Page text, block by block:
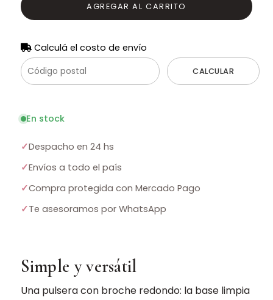
AGREGAR AL CARRITO
Calculá el costo de envío
CALCULAR
En stock
✓Despacho en 24 hs
✓Envíos a todo el país
✓Compra protegida con Mercado Pago
✓Te asesoramos por WhatsApp
Simple y versátil
Una pulsera con broche redondo: la base limpia